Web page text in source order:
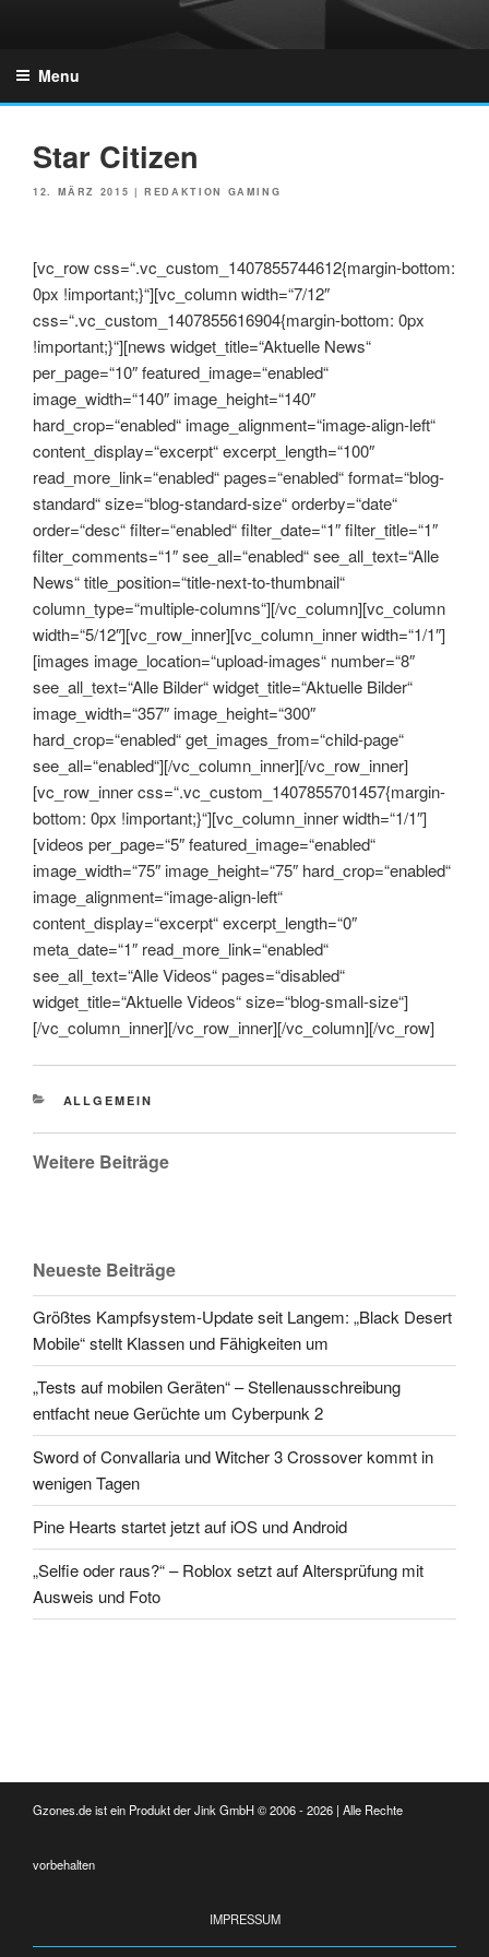
Menu
Star Citizen
POSTED
12. MÄRZ 2015 |REDAKTION GAMING
[vc_row css=“.vc_custom_1407855744612{margin-bottom:
0px !important;}“][vc_column width=“7/12″
css=“.vc_custom_1407855616904{margin-bottom: 0px
!important;}“][news widget_title=“Aktuelle News“
per_page=“10″ featured_image=“enabled“
image_width=“140″ image_height=“140″
hard_crop=“enabled“ image_alignment=“image-align-left“
content_display=“excerpt“ excerpt_length=“100″
read_more_link=“enabled“ pages=“enabled“ format=“blog-
standard“ size=“blog-standard-size“ orderby=“date“
order=“desc“ filter=“enabled“ filter_date=“1″ filter_title=“1″
filter_comments=“1″ see_all=“enabled“ see_all_text=“Alle
News“ title_position=“title-next-to-thumbnail“
column_type=“multiple-columns“][/vc_column][vc_column
width=“5/12″][vc_row_inner][vc_column_inner width=“1/1″]
[images image_location=“upload-images“ number=“8″
see_all_text=“Alle Bilder“ widget_title=“Aktuelle Bilder“
image_width=“357″ image_height=“300″
hard_crop=“enabled“ get_images_from=“child-page“
see_all=“enabled“][/vc_column_inner][/vc_row_inner]
[vc_row_inner css=“.vc_custom_1407855701457{margin-
bottom: 0px !important;}“][vc_column_inner width=“1/1″]
[videos per_page=“5″ featured_image=“enabled“
image_width=“75″ image_height=“75″ hard_crop=“enabled“
image_alignment=“image-align-left“
content_display=“excerpt“ excerpt_length=“0″
meta_date=“1″ read_more_link=“enabled“
see_all_text=“Alle Videos“ pages=“disabled“
widget_title=“Aktuelle Videos“ size=“blog-small-size“]
[/vc_column_inner][/vc_row_inner][/vc_column][/vc_row]
CATEGORIES
ALLGEMEIN
Weitere Beiträge
Neueste Beiträge
Größtes Kampfsystem-Update seit Langem: „Black Desert
Mobile“ stellt Klassen und Fähigkeiten um
„Tests auf mobilen Geräten“ – Stellenausschreibung
entfacht neue Gerüchte um Cyberpunk 2
Sword of Convallaria und Witcher 3 Crossover kommt in
wenigen Tagen
Pine Hearts startet jetzt auf iOS und Android
„Selfie oder raus?“ – Roblox setzt auf Altersprüfung mit
Ausweis und Foto
Gzones.de ist ein Produkt der Jink GmbH © 2006 - 2026 | Alle Rechte
vorbehalten
IMPRESSUM